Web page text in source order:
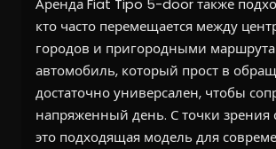
Аренда Fiat Tipo 5-door также
кто часто перемещается между
городов и пригородными
автомобиль, который прост в
достаточно универсален, чтобы
напряженный день. С точки зрения
это подходящая модель для